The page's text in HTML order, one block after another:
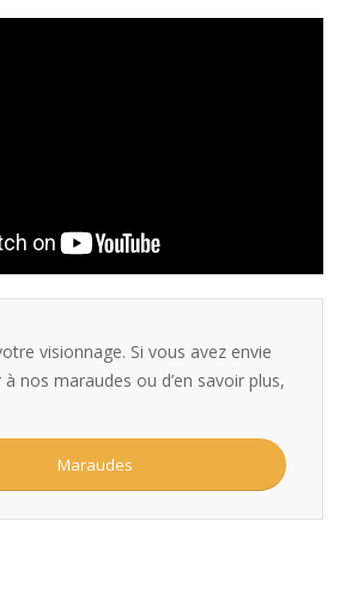
visionnage. Si vous avez envie
nos maraudes ou d’en savoir plus,
Maraudes